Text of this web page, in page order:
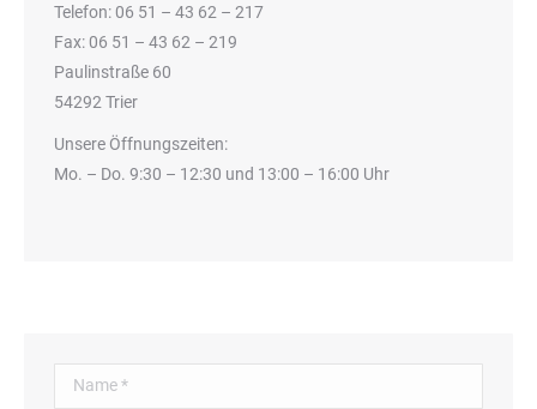
Telefon:06 51 – 43 62 – 217
Fax: 06 51 – 43 62 – 219
Paulinstraße 60
54292 Trier
Unsere Öffnungszeiten:
Mo. – Do. 9:30 – 12:30 und 13:00 – 16:00 Uhr
Name *